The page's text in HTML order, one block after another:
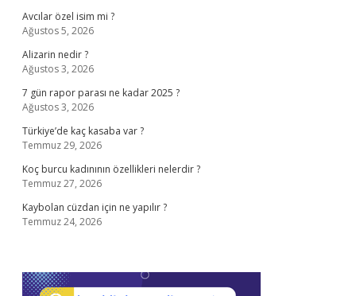
Avcılar özel isim mi ?
Ağustos 5, 2026
Alizarin nedir ?
Ağustos 3, 2026
7 gün rapor parası ne kadar 2025 ?
Ağustos 3, 2026
Türkiye’de kaç kasaba var ?
Temmuz 29, 2026
Koç burcu kadınının özellikleri nelerdir ?
Temmuz 27, 2026
Kaybolan cüzdan için ne yapılır ?
Temmuz 24, 2026